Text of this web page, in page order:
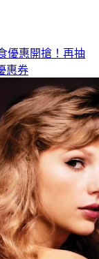
優惠開搶！再抽
惠券